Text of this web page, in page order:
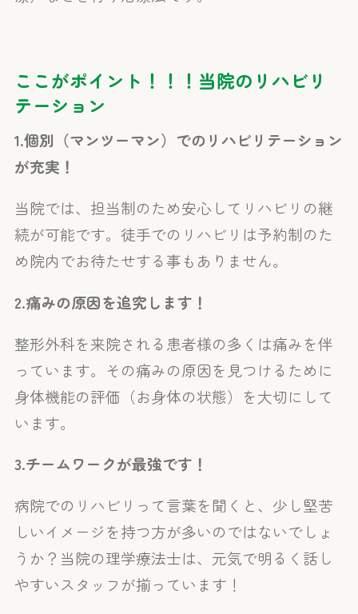
ここがポイント！！！当院のリハビリ
テーション
1.個別（マンツーマン）でのリハビリテーション
が充実！
当院では、担当制のため安心してリハビリの継
続が可能です。徒手でのリハビリは予約制のた
め院内でお待たせする事もありません。
2.痛みの原因を追究します！
整形外科を来院される患者様の多くは痛みを伴
っています。その痛みの原因を見つけるために
身体機能の評価（お身体の状態）を大切にして
います。
3.チームワークが最強です！
病院でのリハビリって言葉を聞くと、少し堅苦
しいイメージを持つ方が多いのではないでしょ
うか？当院の理学療法士は、元気で明るく話し
やすいスタッフが揃っています！